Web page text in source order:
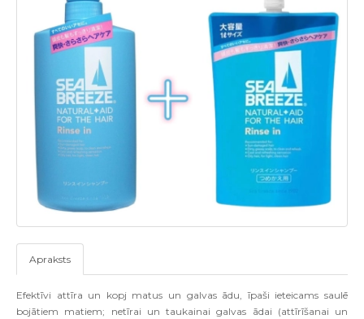
Apraksts
Efektīvi attīra un kopj matus un galvas ādu, īpaši ieteicams saulē
bojātiem matiem; netīrai un taukainai galvas ādai (attīrīšanai un